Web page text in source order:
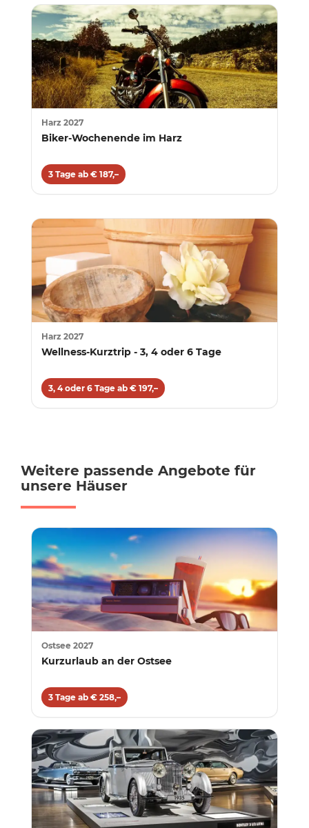
Harz 2027
Biker-Wochenende im Harz
3 Tage ab € 187,–
Harz 2027
Wellness-Kurztrip - 3, 4 oder 6 Tage
3, 4 oder 6 Tage ab € 197,–
Weitere passende Angebote für
unsere Häuser
Ostsee 2027
Kurzurlaub an der Ostsee
3 Tage ab € 258,–